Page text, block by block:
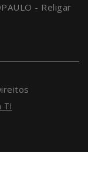
- Religar
TI